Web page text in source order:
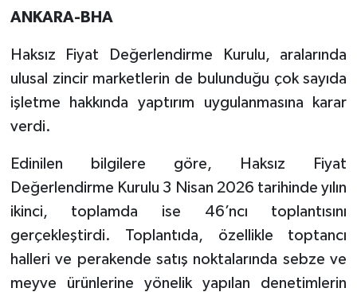
ANKARA-BHA
Haksız Fiyat Değerlendirme Kurulu, aralarında
ulusal zincir marketlerin de bulunduğu çok sayıda
işletme hakkında yaptırım uygulanmasına karar
verdi.
Edinilen bilgilere göre, Haksız Fiyat
Değerlendirme Kurulu 3 Nisan 2026 tarihinde yılın
ikinci, toplamda ise 46’ncı toplantısını
gerçekleştirdi. Toplantıda, özellikle toptancı
halleri ve perakende satış noktalarında sebze ve
meyve ürünlerine yönelik yapılan denetimlerin